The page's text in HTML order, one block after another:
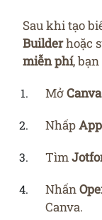
Sau khi tạo
Builderhoặc
miễn phí,
Mở
Nhấp
Tìm
Nhấn
Canva.